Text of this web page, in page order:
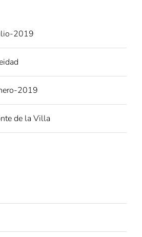
2019
2019
de la Villa